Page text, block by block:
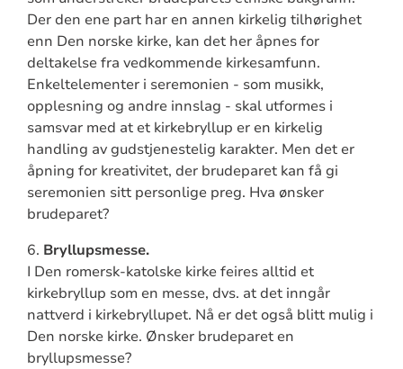
Der den ene part har en annen kirkelig tilhørighet
enn Den norske kirke, kan det her åpnes for
deltakelse fra vedkommende kirkesamfunn.
Enkeltelementer i seremonien - som musikk,
opplesning og andre innslag - skal utformes i
samsvar med at et kirkebryllup er en kirkelig
handling av gudstjenestelig karakter. Men det er
åpning for kreativitet, der brudeparet kan få gi
seremonien sitt personlige preg. Hva ønsker
brudeparet?
6. Bryllupsmesse.
I Den romersk-katolske kirke feires alltid et
kirkebryllup som en messe, dvs. at det inngår
nattverd i kirkebryllupet. Nå er det også blitt mulig i
Den norske kirke. Ønsker brudeparet en
bryllupsmesse?